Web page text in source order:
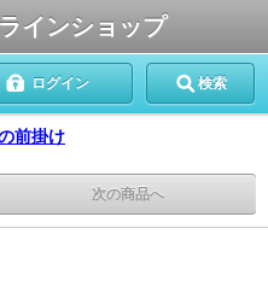
インショップ
ログイン 検索
前掛け
次の商品へ